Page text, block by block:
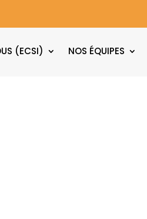
(ECSI) NOS ÉQUIPES